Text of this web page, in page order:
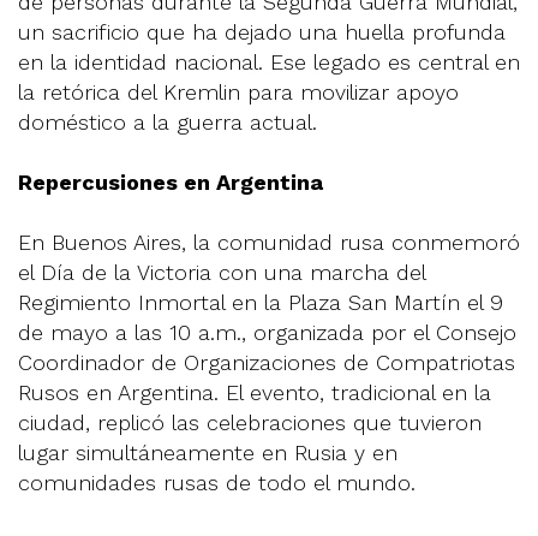
un sacrificio que ha dejado una huella profunda
en la identidad nacional. Ese legado es central en
la retórica del Kremlin para movilizar apoyo
doméstico a la guerra actual.
Repercusiones en Argentina
En Buenos Aires, la comunidad rusa conmemoró
el Día de la Victoria con una marcha del
Regimiento Inmortal en la Plaza San Martín el 9
de mayo a las 10 a.m., organizada por el Consejo
Coordinador de Organizaciones de Compatriotas
Rusos en Argentina. El evento, tradicional en la
ciudad, replicó las celebraciones que tuvieron
lugar simultáneamente en Rusia y en
comunidades rusas de todo el mundo.